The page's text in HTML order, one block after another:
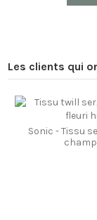
Les clients qui
Sonic - Tissu